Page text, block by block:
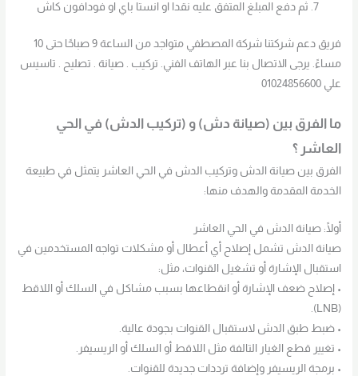
ثم دفع المبلغ المتفق عليه نقدا او انستا باي او فودافون كاش
فريق دعم شركتنا شركة المصطفي متواجد من الساعة 9 صباحًا حتى 10
مساءً. يرجى الاتصال بنا عبر الهاتف الفني. تركيب . صيانة . تصليح . تاسيس
علي 01024856600
ما الفرق بين (صيانة دش) و (تركيب الدش) في الحي
العاشر ؟
الفرق بين صيانة الدش وتركيب الدش في الحي العاشر يتمثل في طبيعة
الخدمة المقدمة والهدف منها:
أولًا: صيانة الدش في الحي العاشر
صيانة الدش تشمل إصلاح أي أعطال أو مشكلات تواجه المستخدمين في
استقبال الإشارة أو تشغيل القنوات، مثل:
• إصلاح ضعف الإشارة أو انقطاعها بسبب مشاكل في السلك أو اللاقط
(LNB).
• ضبط طبق الدش لاستقبال القنوات بجودة عالية.
• تغيير قطع الغيار التالفة مثل اللاقط أو السلك أو الريسيفر.
• برمجة الريسيفر وإضافة ترددات جديدة للقنوات.